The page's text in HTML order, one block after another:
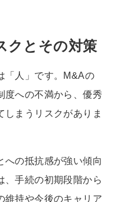
クとその対策
「人」です。M&Aの
度への不満から、優秀
しまうリスクがありま
への抵抗感が強い傾向
、手続の初期段階から
維持や今後のキャリア